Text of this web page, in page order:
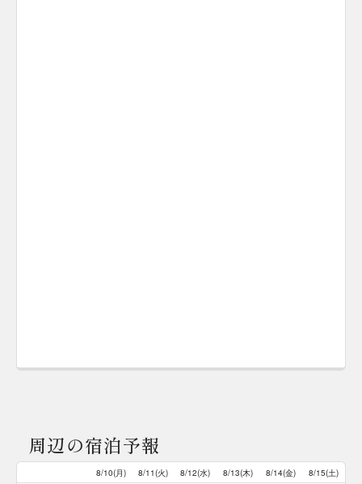
周辺の宿泊予報
8/10(月) 8/11(火) 8/12(水) 8/13(木) 8/14(金) 8/15(土)